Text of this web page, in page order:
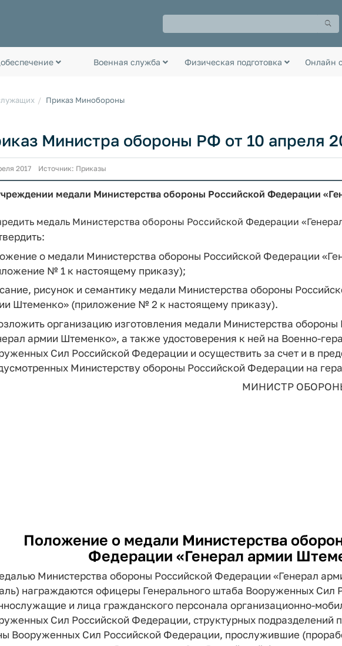
Военная служба Физическая подготовка Онлайн
Приказ Минобороны
Министра обороны РФ от 10 апреля
2017 Источник: Приказы
медали Министерства обороны Российской Федерации
медаль Министерства обороны Российской Федерации
о медали Министерства обороны Российской Федерации
№ 1 к настоящему приказу);
рисунок и семантику медали Министерства обороны
Штеменко» (приложение № 2 к настоящему приказу).
организацию изготовления медали Министерства
армии Штеменко», а также удостоверения к ней на Военно-
Сил Российской Федерации и осуществить за счет и в
Министерству обороны Российской Федерации на
МИНИСТР
Положение о медали Министерства
Федерации «Генерал армии
Министерства обороны Российской Федерации «Генерал
награждаются офицеры Генерального штаба Вооруженных Сил
и лица гражданского персонала организационно-
Сил Российской Федерации, структурных подразделений
Вооруженных Сил Российской Федерации, прослужившие